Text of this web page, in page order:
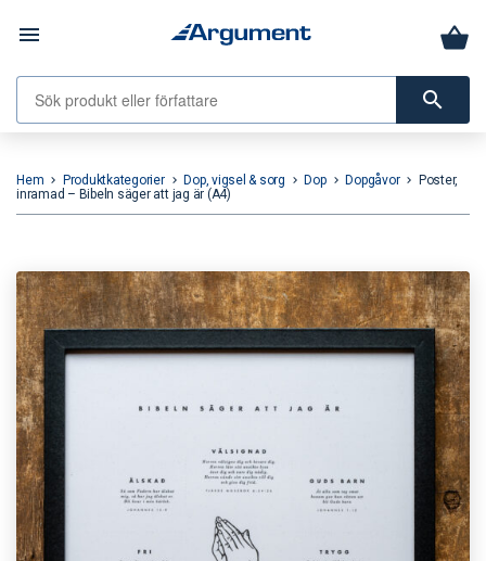
menu
search
Hem keyboard_arrow_right Produktkategorier keyboard_arrow_right Dop, vigsel & sorg keyboard_arrow_right Dop keyboard_arrow_right Dopgåvor keyboard_arrow_right
Poster,
inramad – Bibeln säger att jag är (A4)